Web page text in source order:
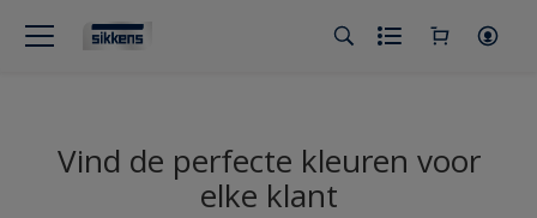
Vind de perfecte kleuren voor
elke klant